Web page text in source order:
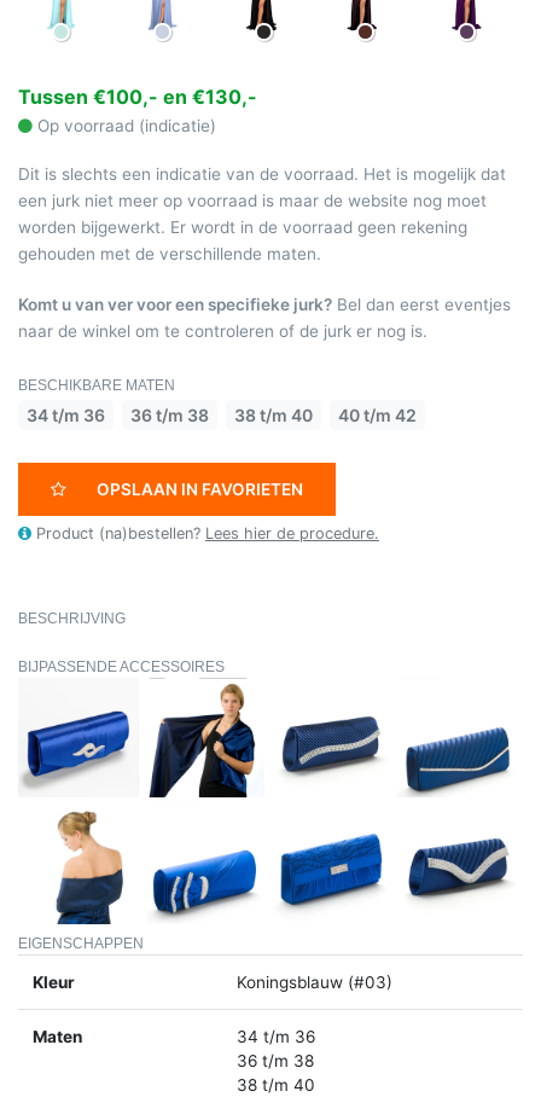
Tussen €100,- en €130,-
Op voorraad (indicatie)
Dit is slechts een indicatie van de voorraad. Het is mogelijk dat
een jurk niet meer op voorraad is maar de website nog moet
worden bijgewerkt. Er wordt in de voorraad geen rekening
gehouden met de verschillende maten.
Komt u van ver voor een specifieke jurk? Bel dan eerst eventjes
naar de winkel om te controleren of de jurk er nog is.
BESCHIKBARE MATEN
34 t/m 36 36 t/m 38 38 t/m 40 40 t/m 42
OPSLAAN IN FAVORIETEN
Product (na)bestellen? Lees hier de procedure.
BESCHRIJVING
BIJPASSENDE ACCESSOIRES
EIGENSCHAPPEN
Kleur Koningsblauw (#03)
Maten
34 t/m 36
36 t/m 38
38 t/m 40